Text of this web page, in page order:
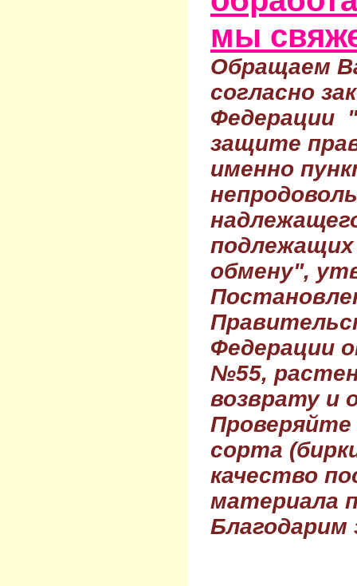
мы
Обращаем
согласно
Федерации
защите
именно
обмену",
Федерации
№55,
возврату и
Проверяйте
сорта
качество
материала
Благодарим